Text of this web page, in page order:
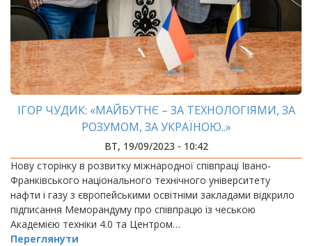
ІГОР ЧУДИК: «МАЙБУТНЄ – ЗА ТЕХНОЛОГІЯМИ, ЗА
РОЗУМОМ, ЗА УКРАЇНОЮ..»
ВТ, 19/09/2023 - 10:42
Нову сторінку в розвитку міжнародної співпраці Івано-
Франківського національного технічного університету
нафти і газу з європейськими освітніми закладами відкрило
підписання Меморандуму про співпрацю із чеською
Академією техніки 4.0 та Центром…
Переглянути